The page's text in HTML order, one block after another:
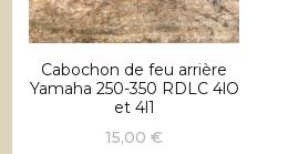
Cabochon de feu arrière
Yamaha 250-350 RDLC 4lO
et 4l1
15,00€